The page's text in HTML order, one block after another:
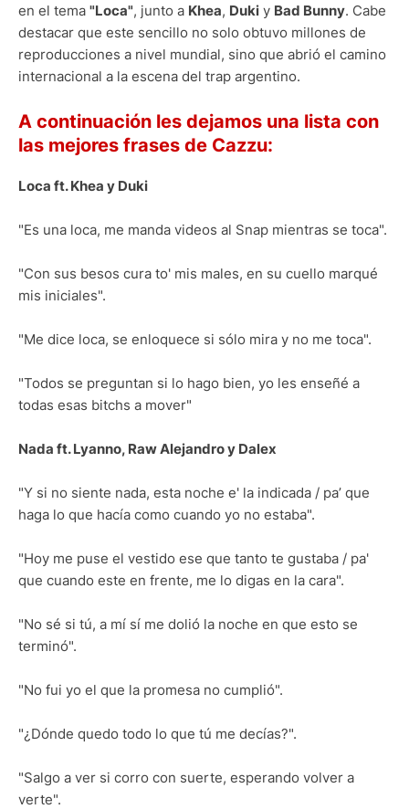
en el tema "Loca", junto a Khea, Duki y Bad Bunny. Cabe
destacar que este sencillo no solo obtuvo millones de
reproducciones a nivel mundial, sino que abrió el camino
internacional a la escena del trap argentino.
A continuación les dejamos una lista con
las mejores frases de Cazzu:
Loca ft. Khea y Duki
"Es una loca, me manda videos al Snap mientras se toca".
"Con sus besos cura to' mis males, en su cuello marqué
mis iniciales".
"Me dice loca, se enloquece si sólo mira y no me toca".
"Todos se preguntan si lo hago bien, yo les enseñé a
todas esas bitchs a mover"
Nada ft. Lyanno, Raw Alejandro y Dalex
"Y si no siente nada, esta noche e' la indicada / pa’ que
haga lo que hacía como cuando yo no estaba".
"Hoy me puse el vestido ese que tanto te gustaba / pa'
que cuando este en frente, me lo digas en la cara".
"No sé si tú, a mí sí me dolió la noche en que esto se
terminó".
"No fui yo el que la promesa no cumplió".
"¿Dónde quedo todo lo que tú me decías?".
"Salgo a ver si corro con suerte, esperando volver a
verte".